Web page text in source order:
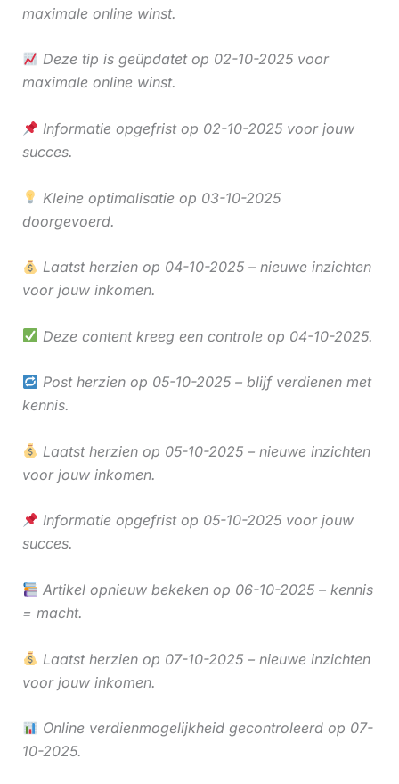
maximale online winst.
Deze tip is geüpdatet op 02-10-2025 voor
maximale online winst.
Informatie opgefrist op 02-10-2025 voor jouw
succes.
Kleine optimalisatie op 03-10-2025
doorgevoerd.
Laatst herzien op 04-10-2025 – nieuwe inzichten
voor jouw inkomen.
Deze content kreeg een controle op 04-10-2025.
Post herzien op 05-10-2025 – blijf verdienen met
kennis.
Laatst herzien op 05-10-2025 – nieuwe inzichten
voor jouw inkomen.
Informatie opgefrist op 05-10-2025 voor jouw
succes.
Artikel opnieuw bekeken op 06-10-2025 – kennis
= macht.
Laatst herzien op 07-10-2025 – nieuwe inzichten
voor jouw inkomen.
Online verdienmogelijkheid gecontroleerd op 07-
10-2025.